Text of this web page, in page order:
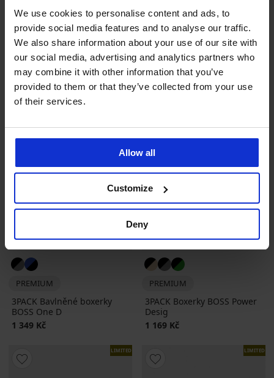
We use cookies to personalise content and ads, to
provide social media features and to analyse our traffic.
We also share information about your use of our site with
our social media, advertising and analytics partners who
may combine it with other information that you’ve
provided to them or that they’ve collected from your use
of their services.
Allow all
Customize
Deny
3PACK Bavlněné boxerky
BOSS ONE
1 349 Kč
3PACK Bavlněné boxerky
BOSS One D
1 349 Kč
LIMITED
PREMIUM
3PACK Bavlněné boxerky
BOSS One D
1 349 Kč
PREMIUM
3PACK Boxerky BOSS Power
Desig
1 169 Kč
LIMITED LIMITED